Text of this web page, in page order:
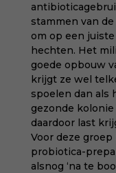
stammen van
om op een
hechten. Het
goede opbouw
krijgt ze wel
spoelen dan als
gezonde
daardoor last
Voor deze groep
probiotica-
alsnog ‘na te